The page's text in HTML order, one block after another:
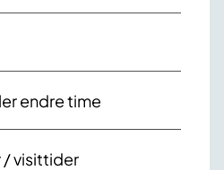
endre time
/ visittider